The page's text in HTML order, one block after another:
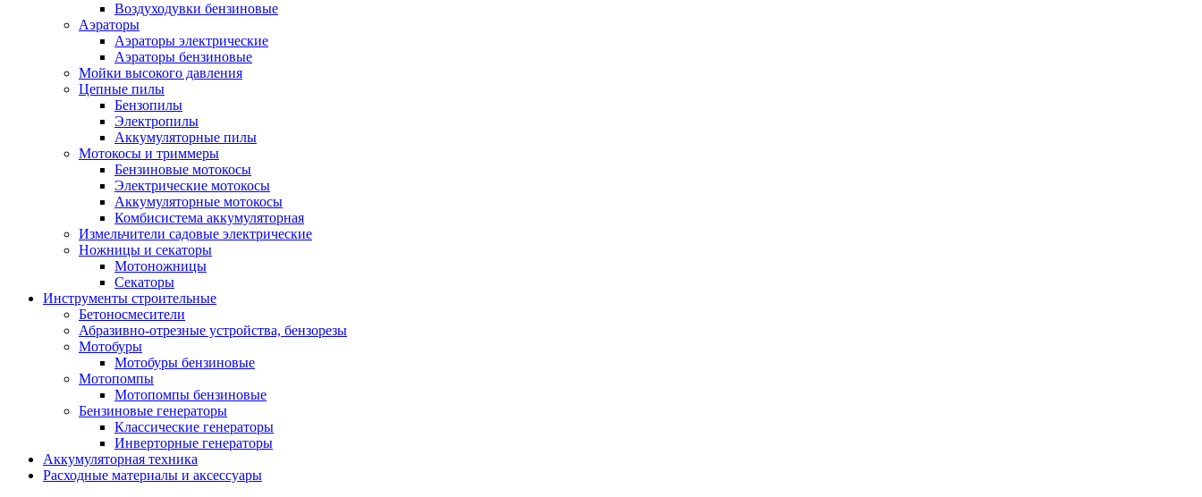
Воздуходувки бензиновые
Аэраторы
Аэраторы электрические
Аэраторы бензиновые
Мойки высокого давления
Цепные пилы
Бензопилы
Электропилы
Аккумуляторные пилы
Мотокосы и триммеры
Бензиновые мотокосы
Электрические мотокосы
Аккумуляторные мотокосы
Комбисистема аккумуляторная
Измельчители садовые электрические
Ножницы и секаторы
Мотоножницы
Секаторы
Инструменты строительные
Бетоносмесители
Абразивно-отрезные устройства, бензорезы
Мотобуры
Мотобуры бензиновые
Мотопомпы
Мотопомпы бензиновые
Бензиновые генераторы
Классические генераторы
Инверторные генераторы
Аккумуляторная техника
Расходные материалы и аксессуары